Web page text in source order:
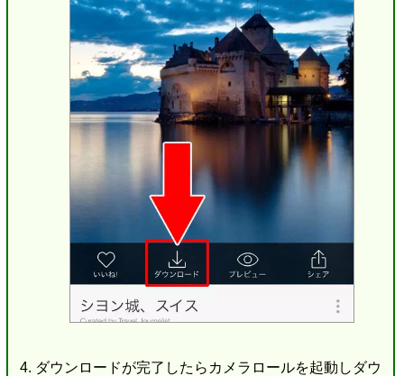
ダウンロードが完了したらカメラロールを起動しダウ